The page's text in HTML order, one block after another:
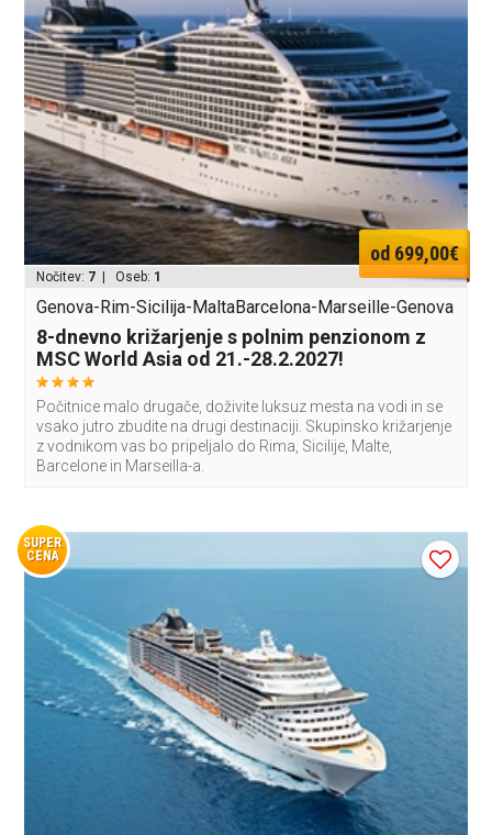
od 699,00€
Nočitev: 7 | Oseb: 1
Genova-Rim-Sicilija-MaltaBarcelona-Marseille-Genova
8-dnevno križarjenje s polnim penzionom z
MSC World Asia od 21.-28.2.2027!
Počitnice malo drugače, doživite luksuz mesta na vodi in se
vsako jutro zbudite na drugi destinaciji. Skupinsko križarjenje
z vodnikom vas bo pripeljalo do Rima, Sicilije, Malte,
Barcelone in Marseilla-a.
SUPER
CENA